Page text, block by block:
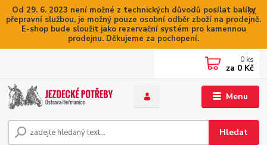
Od 29. 6. 2023 není možné z technických důvodů posílat balíky
přepravní službou, je možný pouze osobní odběr zboží na prodejně.
E-shop bude sloužit jako rezervační systém pro kamennou
prodejnu. Děkujeme za pochopení.
Menu
Hledat
0 ks
za 0 Kč